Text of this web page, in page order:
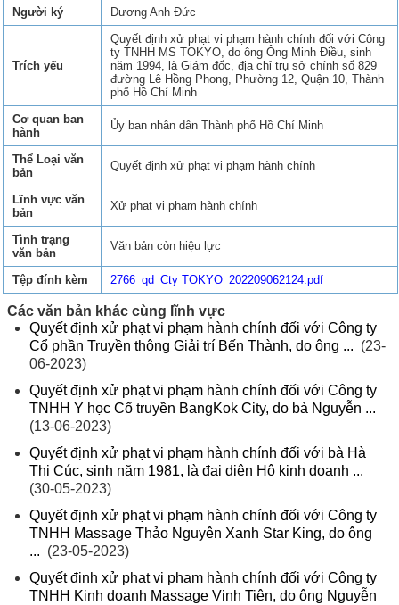
Người ký
Dương Anh Đức
Trích yếu
Quyết định xử phạt vi phạm hành chính đối với Công
ty TNHH MS TOKYO, do ông Ông Minh Điều, sinh
năm 1994, là Giám đốc, địa chỉ trụ sở chính số 829
đường Lê Hồng Phong, Phường 12, Quận 10, Thành
phố Hồ Chí Minh
Cơ quan ban
hành
Ủy ban nhân dân Thành phố Hồ Chí Minh
Thể Loại văn
bản
Quyết định xử phạt vi phạm hành chính
Lĩnh vực văn
bản
Xử phạt vi phạm hành chính
Tình trạng
văn bản
Văn bản còn hiệu lực
Tệp đính kèm 2766_qd_Cty TOKYO_202209062124.pdf
Các văn bản khác cùng lĩnh vực
Quyết định xử phạt vi phạm hành chính đối với Công ty
Cổ phần Truyền thông Giải trí Bến Thành, do ông ... (23-
06-2023)
Quyết định xử phạt vi phạm hành chính đối với Công ty
TNHH Y học Cổ truyền BangKok City, do bà Nguyễn ...
(13-06-2023)
Quyết định xử phạt vi phạm hành chính đối với bà Hà
Thị Cúc, sinh năm 1981, là đại diện Hộ kinh doanh ...
(30-05-2023)
Quyết định xử phạt vi phạm hành chính đối với Công ty
TNHH Massage Thảo Nguyên Xanh Star King, do ông
... (23-05-2023)
Quyết định xử phạt vi phạm hành chính đối với Công ty
TNHH Kinh doanh Massage Vinh Tiên, do ông Nguyễn